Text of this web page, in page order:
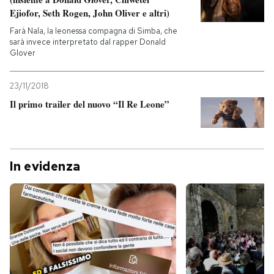
Ejiofor, Seth Rogen, John Oliver e altri)
Farà Nala, la leonessa compagna di Simba, che
sarà invece interpretato dal rapper Donald
Glover
23/11/2018
Il primo trailer del nuovo “Il Re Leone”
In evidenza